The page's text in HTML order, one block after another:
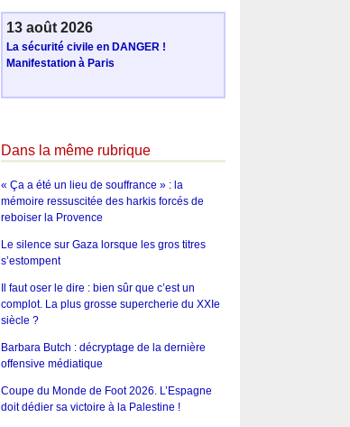
13 août 2026
La sécurité civile en DANGER !
Manifestation à Paris
Dans la même rubrique
« Ça a été un lieu de souffrance » : la
mémoire ressuscitée des harkis forcés de
reboiser la Provence
Le silence sur Gaza lorsque les gros titres
s’estompent
Il faut oser le dire : bien sûr que c’est un
complot. La plus grosse supercherie du XXIe
siècle ?
Barbara Butch : décryptage de la dernière
offensive médiatique
Coupe du Monde de Foot 2026. L’Espagne
doit dédier sa victoire à la Palestine !